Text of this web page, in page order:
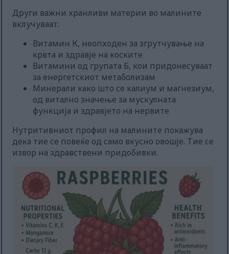
Други важни хранливи материи во малините
вклучуваат:
Витамин К, неопходен за згрутчување на
крвта и здравје на коските
Витамини од групата Б, кои придонесуваат
за енергетскиот метаболизам
Минерали како што се калиум и магнезиум,
од витално значење за мускулната
функција и здравјето на нервите
Нутритивниот профил на малините покажува
дека тие се повеќе од само вкусно овошје. Тие се
извор на здравствени придобивки.